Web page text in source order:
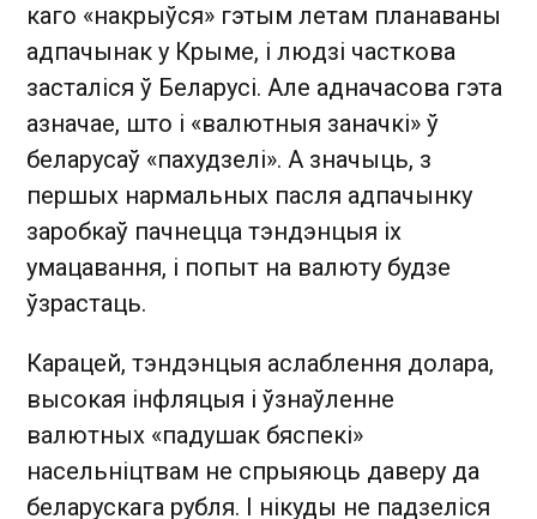
каго «накрыўся» гэтым летам планаваны
адпачынак у Крыме, і людзі часткова
засталіся ў Беларусі. Але адначасова гэта
азначае, што і «валютныя заначкі» ў
беларусаў «пахудзелі». А значыць, з
першых нармальных пасля адпачынку
заробкаў пачнецца тэндэнцыя іх
умацавання, і попыт на валюту будзе
ўзрастаць.
Карацей, тэндэнцыя аслаблення долара,
высокая інфляцыя і ўзнаўленне
валютных «падушак бяспекі»
насельніцтвам не спрыяюць даверу да
беларускага рубля. І нікуды не падзеліся